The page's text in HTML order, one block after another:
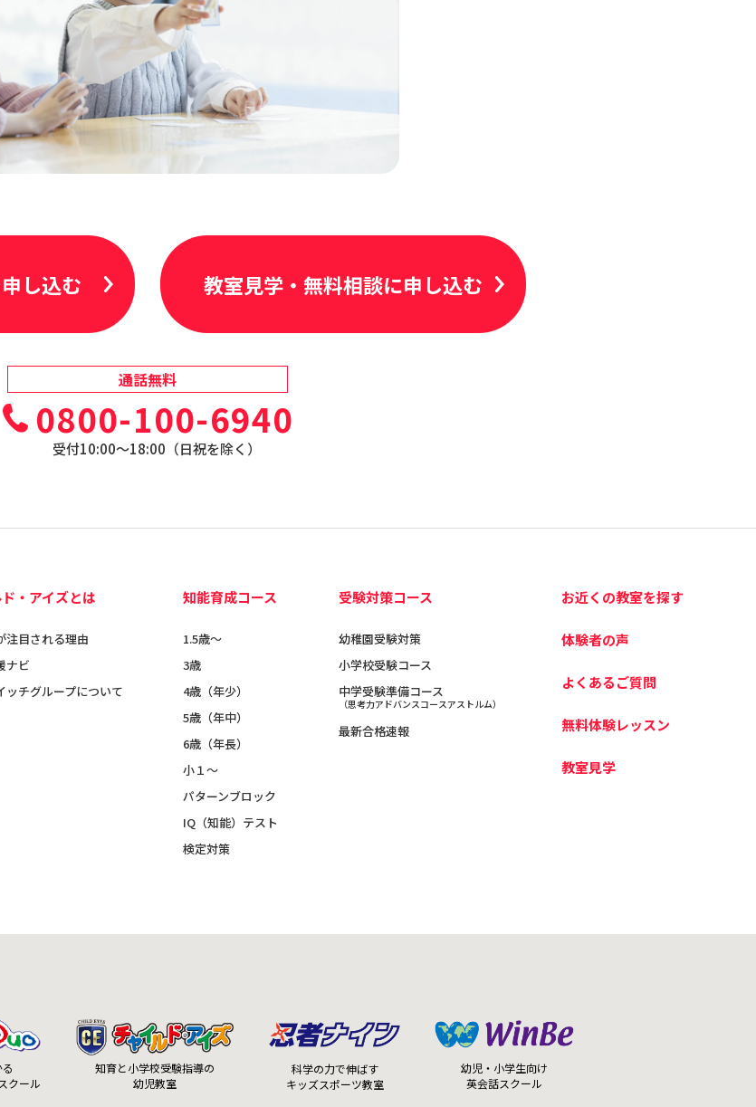
し込む 教室見学・無料相談に申し込む
通話無料
0800-100-6940
受付10:00〜18:00（日祝を除く）
・アイズとは
注目される理由
ナビ
ッチグループについて
知能育成コース
1.5歳〜
3歳
4歳（年少）
5歳（年中）
6歳（年長）
小１～
パターンブロック
IQ（知能）テスト
検定対策
受験対策コース
幼稚園受験対策
小学校受験コース
中学受験準備コース
（思考力アドバンスコースアストルム）
最新合格速報
お近くの教室を探す
体験者の声
よくあるご質問
無料体験レッスン
教室見学
クール
知育と小学校受験指導の
幼児教室
科学の力で伸ばす
キッズスポーツ教室
幼児・小学生向け
英会話スクール